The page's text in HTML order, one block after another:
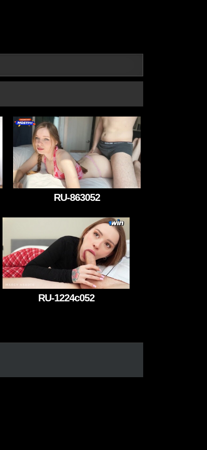
RU-863052
RU-1224c052